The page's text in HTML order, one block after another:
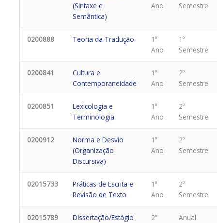
(Sintaxe e
Semântica)
Ano
Semestre
0200888 Teoria da Tradução
1º
Ano
1º
Semestre
0200841
Cultura e
Contemporaneidade
1º
Ano
2º
Semestre
0200851
Lexicologia e
Terminologia
1º
Ano
2º
Semestre
0200912
Norma e Desvio
(Organização
Discursiva)
1º
Ano
2º
Semestre
02015733
Práticas de Escrita e
Revisão de Texto
1º
Ano
2º
Semestre
02015789
Dissertação/Estágio
2º
Anual